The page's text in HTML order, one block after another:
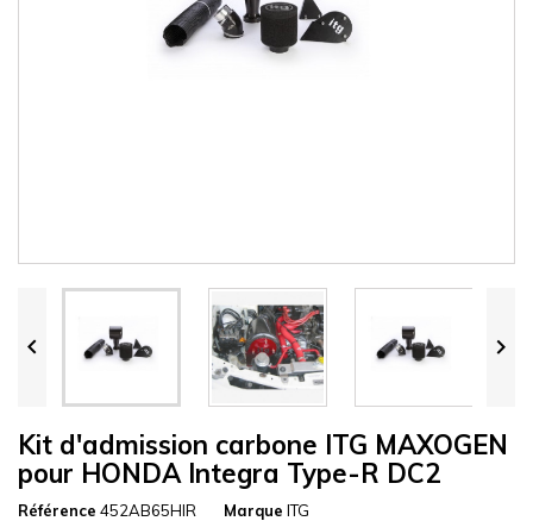
 
Kit d'admission carbone ITG MAXOGEN
pour HONDA Integra Type-R DC2
Référence 452AB65HIR Marque ITG